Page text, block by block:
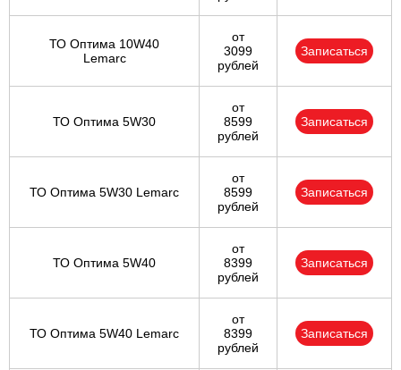
ТО Оптима 10W40
Lemarc
от
3099
рублей
Записаться
ТО Оптима 5W30
от
8599
рублей
Записаться
ТО Оптима 5W30 Lemarc
от
8599
рублей
Записаться
ТО Оптима 5W40
от
8399
рублей
Записаться
ТО Оптима 5W40 Lemarc
от
8399
рублей
Записаться